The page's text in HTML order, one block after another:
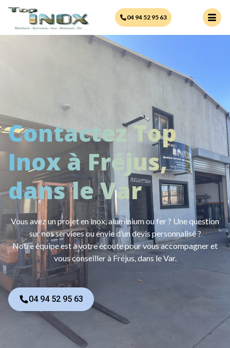
principal
04 94 52 95 63
Contactez Top
Inox à Fréjus,
dans le Var
Vous avez un projet en inox, aluminium ou fer ? Une question
sur nos services ou envie d’un devis personnalisé ?
Notre équipe est à votre écoute pour vous accompagner et
vous conseiller à Fréjus, dans le Var.
04 94 52 95 63